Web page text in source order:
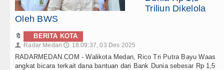
Triliun Dikelola
Oleh BWS
🔖 BERITA KOTA
👤 Radar Medan 🕔 18:09:37, 03 Des 2025
RADARMEDAN.COM - Walikota Medan, Rico Tri Putra Bayu Waas
angkat bicara terkait dana bantuan dari Bank Dunia sebesar Rp 1,5